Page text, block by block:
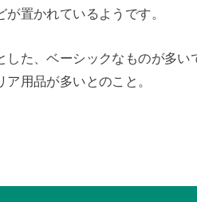
置かれているようです。
した、ベーシックなものが多
用品が多いとのこと。